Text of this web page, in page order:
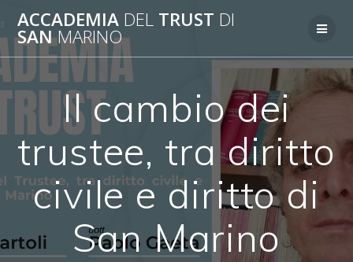
al
ACCADEMIA DEL TRUST DI
SANMARINO
Il cambio dei
trustee, tra diritto
civile e diritto di
San Marino